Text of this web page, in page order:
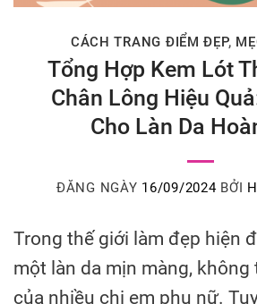
CÁCH TRANG ĐIỂM ĐẸP,
Tổng Hợp Kem Lót
Chân Lông Hiệu
Cho Làn Da
ĐĂNG NGÀY 16/09/2024BỞI
Trong thế giới làm đẹp hiện
một làn da mịn màng,
của nhiều chị em phụ nữ.